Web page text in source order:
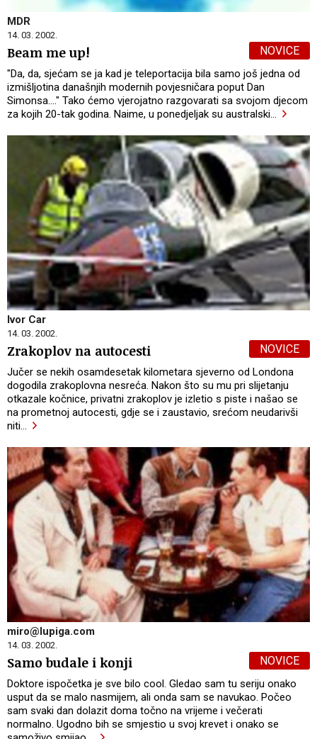
MDR
14. 03. 2002.
NOVICE
Beam me up!
"Da, da, sjećam se ja kad je teleportacija bila samo još jedna od
izmišljotina današnjih modernih povjesničara poput Dan
Simonsa...." Tako ćemo vjerojatno razgovarati sa svojom djecom
za kojih 20-tak godina. Naime, u ponedjeljak su australski…
Ivor Car
14. 03. 2002.
NOVICE
Zrakoplov na autocesti
Jučer se nekih osamdesetak kilometara sjeverno od Londona
dogodila zrakoplovna nesreća. Nakon što su mu pri slijetanju
otkazale kočnice, privatni zrakoplov je izletio s piste i našao se
na prometnoj autocesti, gdje se i zaustavio, srećom neudarivši
niti…
miro@lupiga.com
14. 03. 2002.
NOVICE
Samo budale i konji
Doktore ispočetka je sve bilo cool. Gledao sam tu seriju onako
usput da se malo nasmijem, ali onda sam se navukao. Počeo
sam svaki dan dolazit doma točno na vrijeme i večerati
normalno. Ugodno bih se smjestio u svoj krevet i onako se